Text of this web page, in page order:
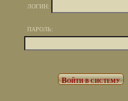
ЛОГИН:
ПАРОЛЬ: